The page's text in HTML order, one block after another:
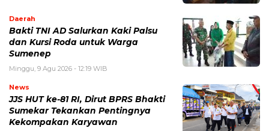
Daerah
Bakti TNI AD Salurkan Kaki Palsu
dan Kursi Roda untuk Warga
Sumenep
Minggu, 9 Agu 2026 - 12:19 WIB
News
JJS HUT ke-81 RI, Dirut BPRS Bhakti
Sumekar Tekankan Pentingnya
Kekompakan Karyawan